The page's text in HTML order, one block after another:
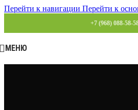
Перейти к навигации Перейти к
+7 (968) 088-58-
МЕНЮ